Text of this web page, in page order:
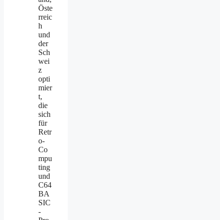
Öste
rreic
h
und
der
Sch
wei
z
opti
mier
t,
die
sich
für
Retr
o-
Co
mpu
ting
und
C64
BA
SIC
-